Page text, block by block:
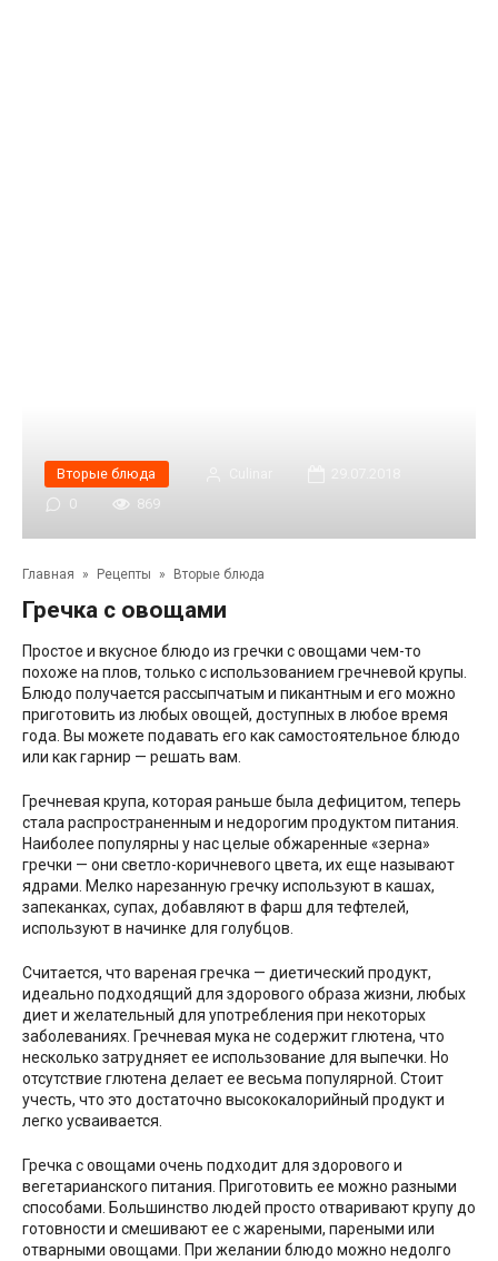
Вторые блюда
0
869
Главная » Рецепты » Вторые блюда
Гречка с овощами
Простое и вкусное блюдо из гречки с овощами чем-то
похоже на плов, только с использованием гречневой крупы.
Блюдо получается рассыпчатым и пикантным и его можно
приготовить из любых овощей, доступных в любое время
года. Вы можете подавать его как самостоятельное блюдо
или как гарнир — решать вам.
Гречневая крупа, которая раньше была дефицитом, теперь
стала распространенным и недорогим продуктом питания.
Наиболее популярны у нас целые обжаренные «зерна»
гречки — они светло-коричневого цвета, их еще называют
ядрами. Мелко нарезанную гречку используют в кашах,
запеканках, супах, добавляют в фарш для тефтелей,
используют в начинке для голубцов.
Считается, что вареная гречка — диетический продукт,
идеально подходящий для здорового образа жизни, любых
диет и желательный для употребления при некоторых
заболеваниях. Гречневая мука не содержит глютена, что
несколько затрудняет ее использование для выпечки. Но
отсутствие глютена делает ее весьма популярной. Стоит
учесть, что это достаточно высококалорийный продукт и
легко усваивается.
Гречка с овощами очень подходит для здорового и
вегетарианского питания. Приготовить ее можно разными
способами. Большинство людей просто отваривают крупу до
готовности и смешивают ее с жареными, пареными или
отварными овощами. При желании блюдо можно недолго